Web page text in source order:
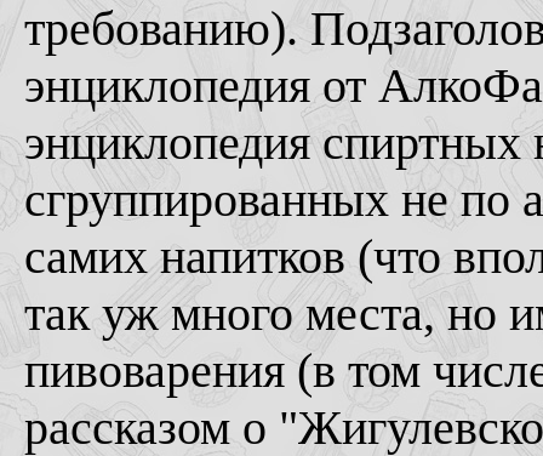
требованию).
энциклопедия от
энциклопедия спиртных
сгруппированных не по
самих напитков (что
так уж много места, но
пивоварения (в том
рассказом о